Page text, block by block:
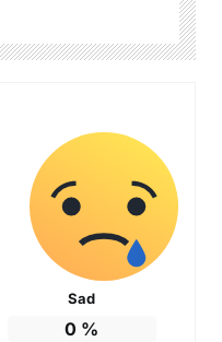
Sad
0 %